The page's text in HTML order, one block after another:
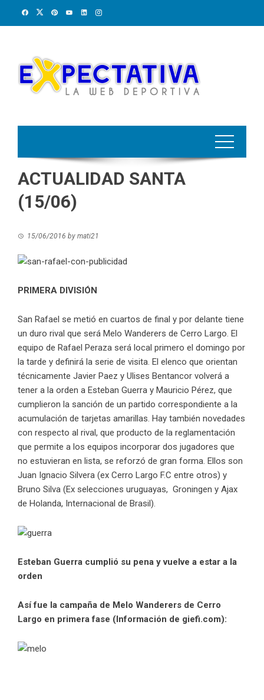
ACTUALIDAD SANTA
(15/06)
15/06/2016 by mati21
PRIMERA DIVISIÓN
San Rafael se metió en cuartos de final y por delante tiene
un duro rival que será Melo Wanderers de Cerro Largo. El
equipo de Rafael Peraza será local primero el domingo por
la tarde y definirá la serie de visita. El elenco que orientan
técnicamente Javier Paez y Ulises Bentancor volverá a
tener a la orden a Esteban Guerra y Mauricio Pérez, que
cumplieron la sanción de un partido correspondiente a la
acumulación de tarjetas amarillas. Hay también novedades
con respecto al rival, que producto de la reglamentación
que permite a los equipos incorporar dos jugadores que
no estuvieran en lista, se reforzó de gran forma. Ellos son
Juan Ignacio Silvera (ex Cerro Largo F.C entre otros) y
Bruno Silva (Ex selecciones uruguayas, Groningen y Ajax
de Holanda, Internacional de Brasil).
Esteban Guerra cumplió su pena y vuelve a estar a la
orden
Así fue la campaña de Melo Wanderers de Cerro
Largo en primera fase (Información de giefi.com):